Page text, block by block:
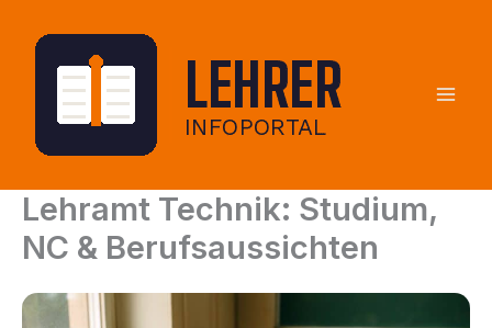
Inhalt
springen
Lehramt Technik: Studium,
NC & Berufsaussichten